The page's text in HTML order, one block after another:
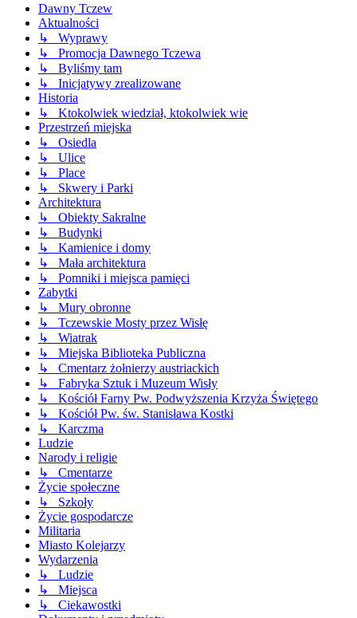
Dawny Tczew
Aktualności
↳ Wyprawy
↳ Promocja Dawnego Tczewa
↳ Byliśmy tam
↳ Inicjatywy zrealizowane
Historia
↳ Ktokolwiek wiedział, ktokolwiek wie
Przestrzeń miejska
↳ Osiedla
↳ Ulice
↳ Place
↳ Skwery i Parki
Architektura
↳ Obiekty Sakralne
↳ Budynki
↳ Kamienice i domy
↳ Mała architektura
↳ Pomniki i miejsca pamięci
Zabytki
↳ Mury obronne
↳ Tczewskie Mosty przez Wisłę
↳ Wiatrak
↳ Miejska Biblioteka Publiczna
↳ Cmentarz żołnierzy austriackich
↳ Fabryka Sztuk i Muzeum Wisły
↳ Kościół Farny Pw. Podwyższenia Krzyża Świętego
↳ Kościół Pw. św. Stanisława Kostki
↳ Karczma
Ludzie
Narody i religie
↳ Cmentarze
Życie społeczne
↳ Szkoły
Życie gospodarcze
Militaria
Miasto Kolejarzy
Wydarzenia
↳ Ludzie
↳ Miejsca
↳ Ciekawostki